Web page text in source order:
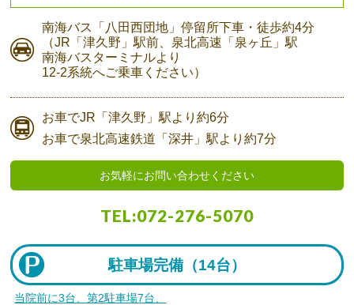
南海バス 「八田西団地」停留所下車・徒歩約4分
（JR「津久野」駅前、 泉北高速「泉ヶ丘」駅
南海バスターミナルより
12-2系統へご乗車ください）
お車でJR「津久野」駅より約6分
お車で泉北高速鉄道「深井」駅より約7分
お気軽にお問い合わせください
TEL:072-276-5070
駐車場完備（14台）
当院前に3台、第2駐車場7台、